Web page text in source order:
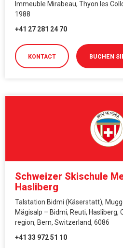
Immeuble Mirabeau, Thyon les
1988
+41 27 281 24 70
KONTACT BUCHEN
Schweizer Skischule
Hasliberg
Talstation Bidmi (Käserstatt),
Mägisalp – Bidmi, Reuti,
region, Bern, Switzerland, 6086
+41 33 972 51 10